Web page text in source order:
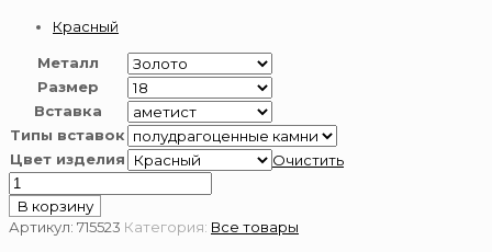
Красный
Металл
Размер
Вставка
Типы вставок
Цвет изделия
Очистить
Количество
товара
Золотое
В корзину
Артикул: 715523 Категория: Все товары